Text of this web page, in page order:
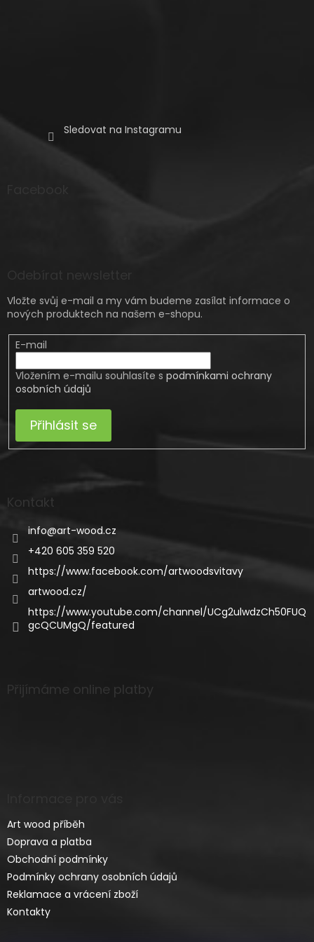
Sledovat na Instagramu
Vložte svůj e-mail a my vám budeme zasílat informace o
nových produktech na našem e-shopu.
E-mail
Vložením e-mailu souhlasíte s podmínkami ochrany
osobních údajů
Přihlásit se
Kontakt
info@art-wood.cz
+420 605 359 520
https://www.facebook.com/artwoodsvitavy
artwood.cz/
https://www.youtube.com/channel/UCg2ulwdzCh50FUQ
gcQCUMgQ/featured
Přijímáme online platby
Art wood příběh
Doprava a platba
Obchodní podmínky
Podmínky ochrany osobních údajů
Reklamace a vrácení zboží
Kontakty